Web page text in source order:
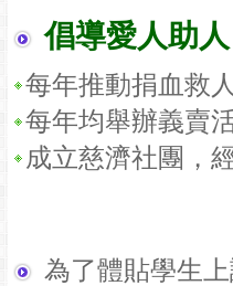
倡導愛人助
每年推動捐血救
每年均舉辦義賣
成立慈濟社團，
為了體貼學生